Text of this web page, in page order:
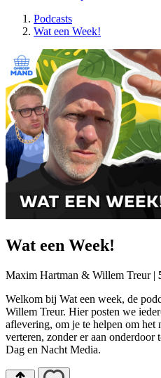
Podcasts
Wat een Week!
Wat een Week!
Maxim Hartman & Willem Treur |
Welkom bij Wat een week, de
Willem Treur. Hier posten we
aflevering, om je te helpen om het
verteren, zonder er aan onderdoor
Dag en Nacht Media.